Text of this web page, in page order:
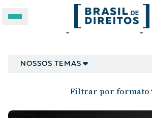
Mobilização e articulação
NOSSOS TEMAS
Filtrar por formato